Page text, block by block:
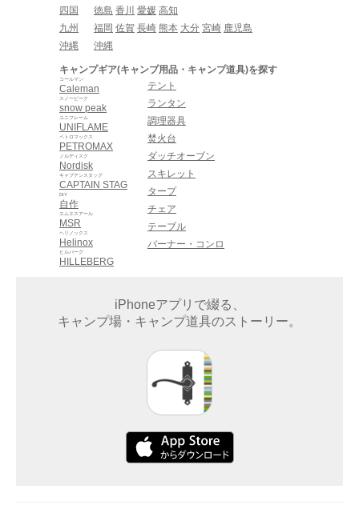
四国
徳島 香川 愛媛 高知
九州
福岡 佐賀 長崎 熊本 大分 宮崎 鹿児島
沖縄
沖縄
キャンプギア(キャンプ用品・キャンプ道具)を探す
Caleman
コールマン
snow peak
スノーピーク
UNIFLAME
ユニフレーム
PETROMAX
ペトロマックス
Nordisk
ノルディスク
CAPTAIN STAG
キャプテンスタッグ
自作
DIY
MSR
エムエスアール
Helinox
ヘリノックス
HILLEBERG
ヒルバーグ
テント
ランタン
調理器具
焚火台
ダッチオーブン
スキレット
タープ
チェア
テーブル
バーナー・コンロ
iPhoneアプリで綴る、
キャンプ場・キャンプ道具のストーリー。